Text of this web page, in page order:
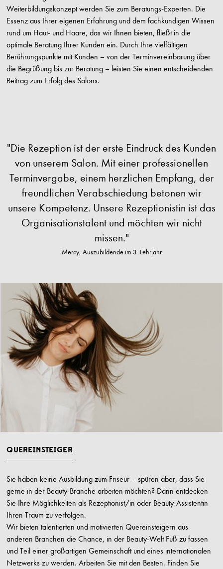
Weiterbildungskonzept werden Sie zum Beratungs-Experten. Die
Essenz aus Ihrer eigenen Erfahrung und dem fachkundigen Wissen
rund um Haut- und Haare, das wir Ihnen bieten, fließt in die
optimale Beratung Ihrer Kunden ein. Durch Ihre vielfältigen
Berührungspunkte mit Kunden – von der Terminvereinbarung über
die Begrüßung bis zur Beratung – leisten Sie einen entscheidenden
Beitrag zum Erfolg des Salons.
"Die Rezeption ist der erste Eindruck des Kunden
von unserem Salon. Mit einer professionellen
Terminvergabe, einem herzlichen Empfang, der
freundlichen Verabschiedung betonen wir
unsere Kompetenz. Unsere Rezeptionistin ist das
Organisationstalent und möchten wir nicht
missen."
Mercy, Auszubildende im 3. Lehrjahr
QUEREINSTEIGER
Sie haben keine Ausbildung zum Friseur – spüren aber, dass Sie
gerne in der Beauty-Branche arbeiten möchten? Dann entdecken
Sie Ihre Möglichkeiten als Rezeptionist/in oder Beauty-Assistentin
Ihren Traum zu verfolgen.
Wir bieten talentierten und motivierten Quereinsteigern aus
anderen Branchen die Chance, in der Beauty-Welt Fuß zu fassen
und Teil einer großartigen Gemeinschaft und eines internationalen
Netzwerks zu werden. Arbeiten Sie mit den Besten. Finden Sie